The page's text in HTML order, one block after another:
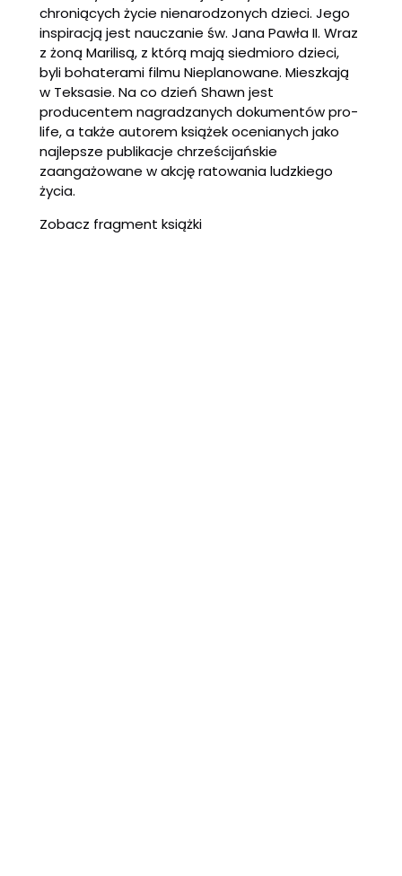
chroniących życie nienarodzonych dzieci. Jego
inspiracją jest nauczanie św. Jana Pawła II. Wraz
z żoną Marilisą, z którą mają siedmioro dzieci,
byli bohaterami filmu Nieplanowane. Mieszkają
w Teksasie. Na co dzień Shawn jest
producentem nagradzanych dokumentów pro-
life, a także autorem książek ocenianych jako
najlepsze publikacje chrześcijańskie
zaangażowane w akcję ratowania ludzkiego
życia.
Zobacz fragment książki